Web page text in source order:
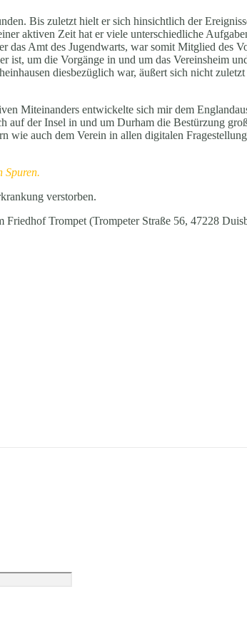
Bis zuletzt hielt er sich hinsichtlich der
aktiven Zeit hat er viele unterschiedliche
Amt des Jugendwarts, war somit Mitglied des
um die Vorgänge in und um das Vereinsheim
diesbezüglich war, äußert sich nicht
Miteinanders entwickelte sich mir dem
auf der Insel in und um Durham die Bestürzung
wie auch dem Verein in allen digitalen
Spuren.
verstorben.
Trompet (Trompeter Straße 56, 47228